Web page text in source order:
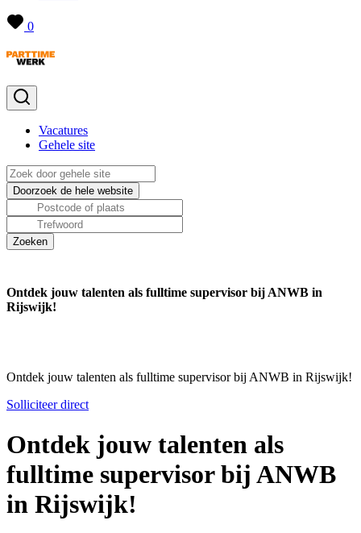
0
Vacatures
Gehele site
Ontdek jouw talenten als fulltime supervisor bij ANWB in
Rijswijk!
Ontdek jouw talenten als fulltime supervisor bij ANWB in Rijswijk!
Solliciteer direct
Ontdek jouw talenten als
fulltime supervisor bij ANWB
in Rijswijk!